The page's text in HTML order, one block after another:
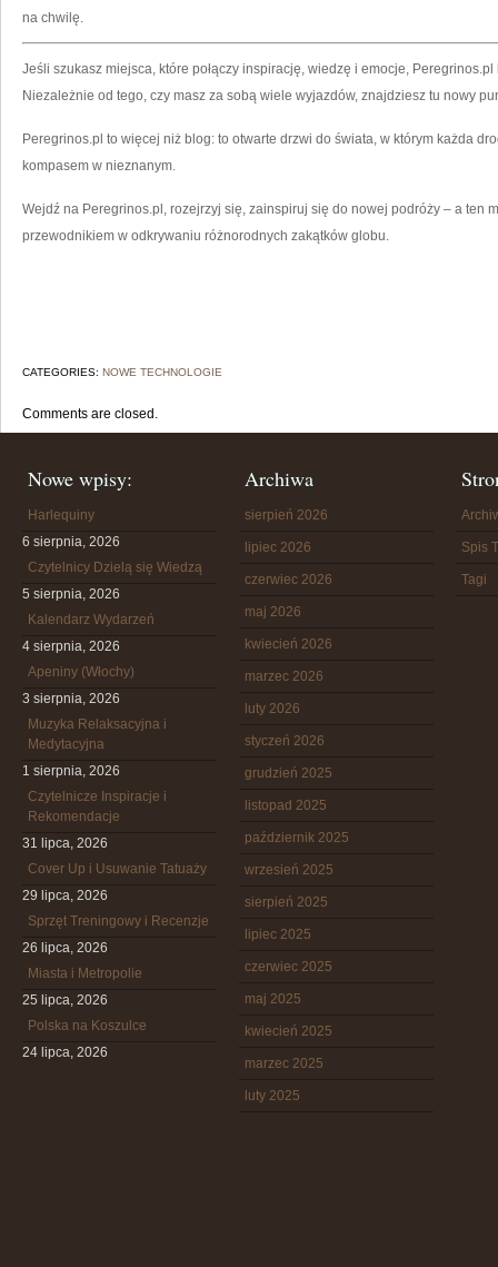
na chwilę.
Jeśli szukasz miejsca, które połączy inspirację, wiedzę i emocje,
Niezależnie od tego, czy masz za sobą wiele wyjazdów, znajdziesz tu nowy
Peregrinos.pl to więcej niż blog: to otwarte drzwi do świata, w którym każda
kompasem w nieznanym.
Wejdź na Peregrinos.pl, rozejrzyj się, zainspiruj się do nowej podróży – a ten
przewodnikiem w odkrywaniu różnorodnych zakątków globu.
CATEGORIES: NOWE TECHNOLOGIE
Comments are closed.
Nowe wpisy:
Harlequiny
6 sierpnia, 2026
Czytelnicy Dzielą się Wiedzą
5 sierpnia, 2026
Kalendarz Wydarzeń
4 sierpnia, 2026
Apeniny (Włochy)
3 sierpnia, 2026
Muzyka Relaksacyjna i
Medytacyjna
1 sierpnia, 2026
Czytelnicze Inspiracje i
Rekomendacje
31 lipca, 2026
Cover Up i Usuwanie Tatuaży
29 lipca, 2026
Sprzęt Treningowy i Recenzje
26 lipca, 2026
Miasta i Metropolie
25 lipca, 2026
Polska na Koszulce
24 lipca, 2026
Archiwa
sierpień 2026
lipiec 2026
czerwiec 2026
maj 2026
kwiecień 2026
marzec 2026
luty 2026
styczeń 2026
grudzień 2025
listopad 2025
październik 2025
wrzesień 2025
sierpień 2025
lipiec 2025
czerwiec 2025
maj 2025
kwiecień 2025
marzec 2025
luty 2025
Spis
Tagi